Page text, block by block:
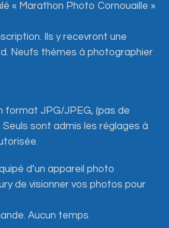
« Marathon Photo Cornouaille »
Ils y recevront une
Neufs thèmes à photographier
format JPG/JPEG, (pas de
sont admis les réglages à
d’un appareil photo
de visionner vos photos pour
Aucun temps